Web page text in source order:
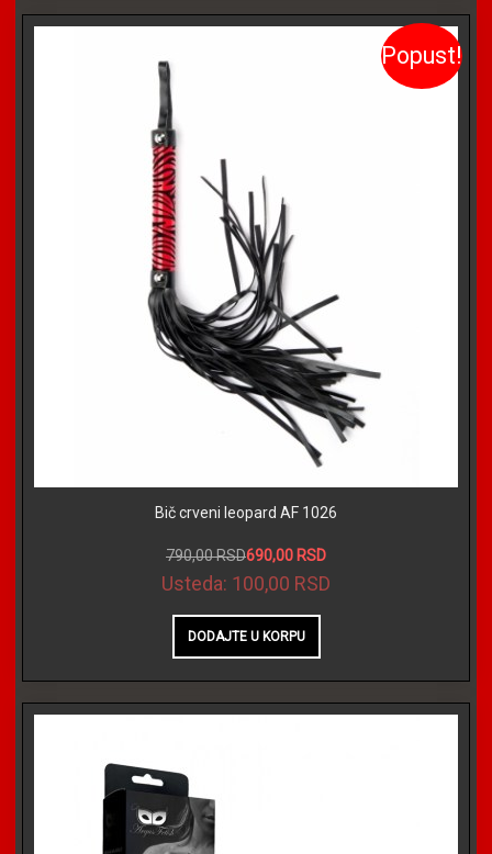
Popust!
Bič crveni leopard AF 1026
790,00 RSD690,00 RSD
Usteda: 100,00 RSD